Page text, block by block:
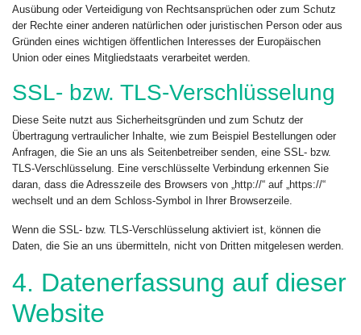
Ausübung oder Verteidigung von Rechtsansprüchen oder zum Schutz
der Rechte einer anderen natürlichen oder juristischen Person oder aus
Gründen eines wichtigen öffentlichen Interesses der Europäischen
Union oder eines Mitgliedstaats verarbeitet werden.
SSL- bzw. TLS-Verschlüsselung
Diese Seite nutzt aus Sicherheitsgründen und zum Schutz der
Übertragung vertraulicher Inhalte, wie zum Beispiel Bestellungen oder
Anfragen, die Sie an uns als Seitenbetreiber senden, eine SSL- bzw.
TLS-Verschlüsselung. Eine verschlüsselte Verbindung erkennen Sie
daran, dass die Adresszeile des Browsers von „http://“ auf „https://“
wechselt und an dem Schloss-Symbol in Ihrer Browserzeile.
Wenn die SSL- bzw. TLS-Verschlüsselung aktiviert ist, können die
Daten, die Sie an uns übermitteln, nicht von Dritten mitgelesen werden.
4. Datenerfassung auf dieser
Website